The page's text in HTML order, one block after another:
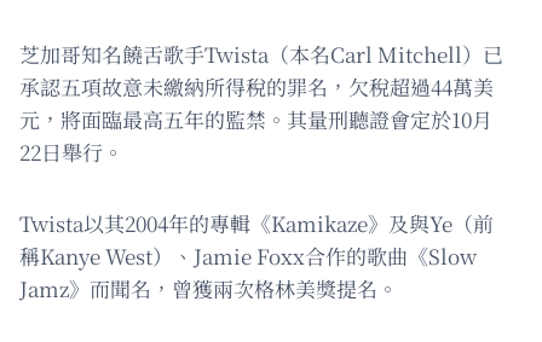
芝加哥知名饒舌歌手Twista（本名Carl Mitchell）已
承認五項故意未繳納所得稅的罪名，欠稅超過44萬美
元，將面臨最高五年的監禁。其量刑聽證會定於10月
22日舉行。
Twista以其2004年的專輯《Kamikaze》及與Ye（前
稱Kanye West）、Jamie Foxx合作的歌曲《Slow
Jamz》而聞名，曾獲兩次格林美獎提名。